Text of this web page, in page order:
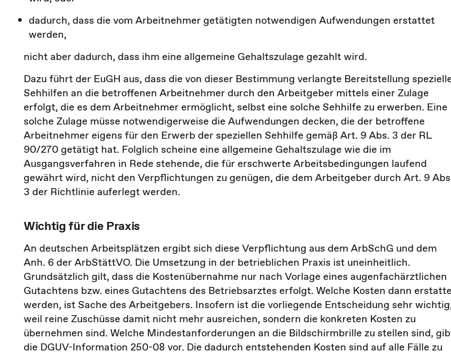
dadurch, dass die vom Arbeitnehmer getätigten notwendigen Aufwendungen erstattet
werden,
nicht aber dadurch, dass ihm eine allgemeine Gehaltszulage gezahlt wird.
Dazu führt der EuGH aus, dass die von dieser Bestimmung verlangte Bereitstellung
Sehhilfen an die betroffenen Arbeitnehmer durch den Arbeitgeber mittels einer Zulage
erfolgt, die es dem Arbeitnehmer ermöglicht, selbst eine solche Sehhilfe zu erwerben. Eine
solche Zulage müsse notwendigerweise die Aufwendungen decken, die der betroffene
Arbeitnehmer eigens für den Erwerb der speziellen Sehhilfe gemäß Art. 9 Abs. 3 der RL
90/270 getätigt hat. Folglich scheine eine allgemeine Gehaltszulage wie die im
Ausgangsverfahren in Rede stehende, die für erschwerte Arbeitsbedingungen laufend
gewährt wird, nicht den Verpflichtungen zu genügen, die dem Arbeitgeber durch Art. 9
3 der Richtlinie auferlegt werden.
Wichtig für die Praxis
An deutschen Arbeitsplätzen ergibt sich diese Verpflichtung aus dem ArbSchG und dem
Anh. 6 der ArbStättVO. Die Umsetzung in der betrieblichen Praxis ist uneinheitlich.
Grundsätzlich gilt, dass die Kostenübernahme nur nach Vorlage eines augenfachärztlichen
Gutachtens bzw. eines Gutachtens des Betriebsarztes erfolgt. Welche Kosten dann
werden, ist Sache des Arbeitgebers. Insofern ist die vorliegende Entscheidung sehr
weil reine Zuschüsse damit nicht mehr ausreichen, sondern die konkreten Kosten zu
übernehmen sind. Welche Mindestanforderungen an die Bildschirmbrille zu stellen sind,
die DGUV-Information 250-08 vor. Die dadurch entstehenden Kosten sind auf alle Fälle zu